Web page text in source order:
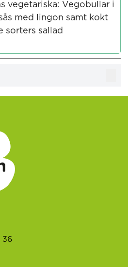
vegetariska: Vegobullar i
med lingon samt kokt
sorters sallad
36